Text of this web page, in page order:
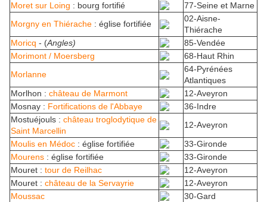
Moret sur Loing : bourg fortifié
77-Seine et Marne
Morgny en Thiérache : église fortifiée
02-Aisne-
Thiérache
Moricq - (Angles)
85-Vendée
Morimont / Moersberg
68-Haut Rhin
Morlanne
64-Pyrénées
Atlantiques
Morlhon : château de Marmont
12-Aveyron
Mosnay : Fortifications de l'Abbaye
36-Indre
Mostuéjouls : château troglodytique de
Saint Marcellin
12-Aveyron
Moulis en Médoc : église fortifiée
33-Gironde
Mourens : église fortifiée
33-Gironde
Mouret : tour de Reilhac
12-Aveyron
Mouret : château de la Servayrie
12-Aveyron
Moussac
30-Gard